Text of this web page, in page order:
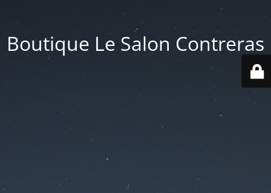
Boutique Le Salon Contreras